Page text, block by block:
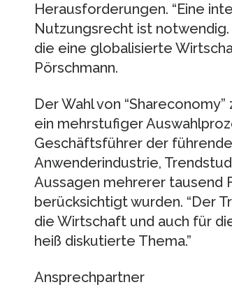
Herausforderungen. “Eine
Nutzungsrecht ist
die eine globalisierte
Pörschmann.
Der Wahl von
ein mehrstufiger
Geschäftsführer der
Anwenderindustrie,
Aussagen mehrerer tausend
berücksichtigt wurden. “Der
die Wirtschaft und auch für
heiß diskutierte Thema.”
Ansprechpartner